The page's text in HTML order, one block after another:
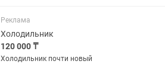
Реклама
Холодильник
120 000 ₸
Холодильник почти новый